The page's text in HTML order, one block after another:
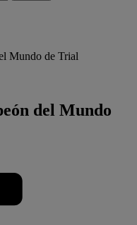
Mundo de Trial
del Mundo